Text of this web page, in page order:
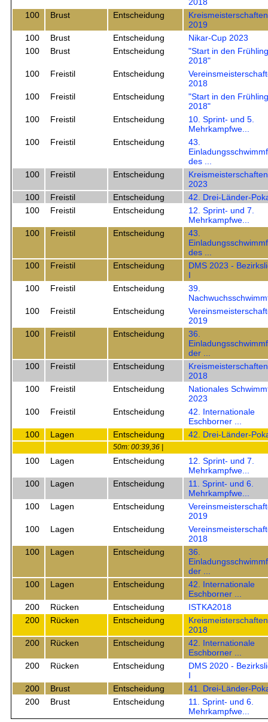
100
Brust Entscheidung
Kreismeisterschaften
2019
100
Brust Entscheidung
Nikar-Cup 2023
100
Brust Entscheidung
"Start in den Frühling
2018"
100
Freistil Entscheidung
2018
100
Freistil Entscheidung
"Start in den Frühling
2018"
100
Freistil Entscheidung
10. Sprint- und 5.
Mehrkampfwe...
100
Freistil Entscheidung
43.
des ...
100
Freistil Entscheidung
Kreismeisterschaften
2023
100
Freistil Entscheidung
42. Drei-Länder-
100
Freistil Entscheidung
12. Sprint- und 7.
Mehrkampfwe...
100
Freistil Entscheidung
43.
des ...
100
Freistil Entscheidung
DMS 2023 -
I
100
Freistil Entscheidung
39.
100
Freistil Entscheidung
2019
100
Freistil Entscheidung
36.
der ...
100
Freistil Entscheidung
Kreismeisterschaften
2018
100
Freistil Entscheidung
Nationales
2023
100
Freistil Entscheidung
42. Internationale
Eschborner ...
100
Lagen Entscheidung 42. Drei-Länder-
50m: 00:39,36 |
100 Lagen Entscheidung
12. Sprint- und 7.
Mehrkampfwe...
100
Lagen Entscheidung
11. Sprint- und 6.
Mehrkampfwe...
100
Lagen Entscheidung
2019
100
Lagen Entscheidung
2018
100
Lagen Entscheidung
36.
der ...
100
Lagen Entscheidung
42. Internationale
Eschborner ...
200
Rücken Entscheidung
ISTKA2018
200
Rücken Entscheidung
Kreismeisterschaften
2018
200
Rücken Entscheidung
42. Internationale
Eschborner ...
200
Rücken Entscheidung
DMS 2020 -
I
200
Brust Entscheidung
41. Drei-Länder-
200
Brust Entscheidung
11. Sprint- und 6.
Mehrkampfwe...